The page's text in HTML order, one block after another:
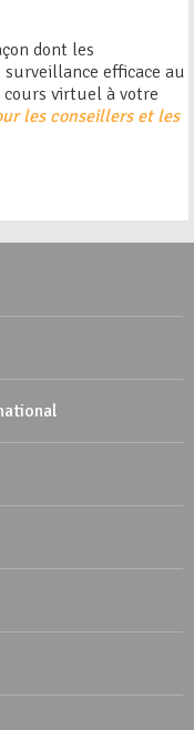
dont les
efficace au
virtuel à votre
les conseillers et les